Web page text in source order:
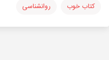
کتاب خوب
روانشناسی